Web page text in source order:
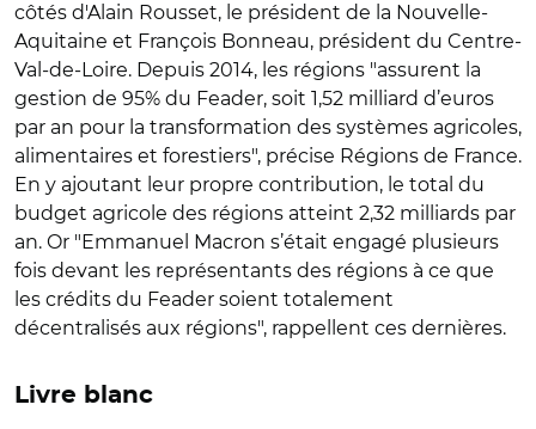
côtés d'Alain Rousset, le président de la Nouvelle-
Aquitaine et François Bonneau, président du Centre-
Val-de-Loire. Depuis 2014, les régions "assurent la
gestion de 95% du Feader, soit 1,52 milliard d’euros
par an pour la transformation des systèmes agricoles,
alimentaires et forestiers", précise Régions de France.
En y ajoutant leur propre contribution, le total du
budget agricole des régions atteint 2,32 milliards par
an. Or "Emmanuel Macron s’était engagé plusieurs
fois devant les représentants des régions à ce que
les crédits du Feader soient totalement
décentralisés aux régions", rappellent ces dernières.
Livre blanc